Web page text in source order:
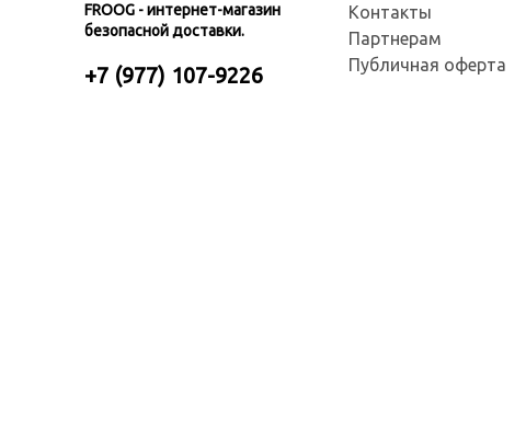
FROOG - интернет-магазин
безопасной доставки.
+7 (977) 107-9226
Контакты
Партнерам
Публичная оферта